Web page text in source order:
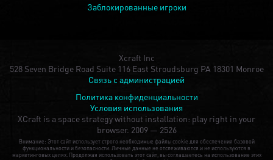
Заблокированные игроки
Xcraft Inc
528 Seven Bridge Road Suite 116 East Stroudsburg PA 18301 Monroe
Связь с администрацией
Политика конфиденциальности
Условия использования
XCraft is a space strategy without installation: play right in your
browser. 2009 — 2526
Внимание: Этот сайт использует строго необходимые файлы cookie для обеспечения базовой
функциональности и безопасности. Личные данные не отслеживаются и не используются в
маркетинговых целях. Продолжая использовать этот сайт, вы соглашаетесь на использование этих